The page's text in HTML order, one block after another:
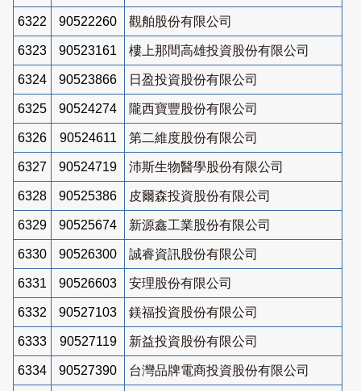
6322 90522260 觀舶股份有限公司
6323 90523161 樓上那間高雄投資股份有限公司
6324 90523866 日盈投資股份有限公司
6325 90524274 隴西寶豐股份有限公司
6326 90524611 第二維度股份有限公司
6327 90524719 沛斯生物醫學股份有限公司
6328 90525386 皮爾森投資股份有限公司
6329 90525674 新源鑫工業股份有限公司
6330 90526300 誠睿資訊股份有限公司
6331 90526603 安理股份有限公司
6332 90527103 鎂福投資股份有限公司
6333 90527119 新益投資股份有限公司
6334 90527390 台灣品牌電商投資股份有限公司